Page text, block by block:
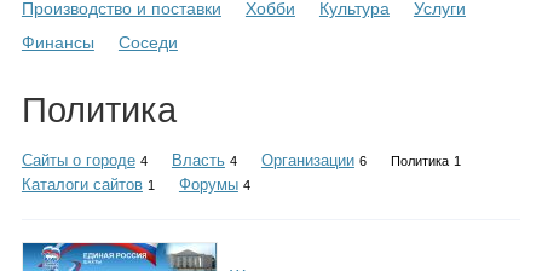
Производство и поставки
Хобби Культура
Услуги
Финансы
Соседи
Политика
Сайты о городе 4 Власть 4 Организации 6 Политика 1
Каталоги сайтов 1 Форумы 4